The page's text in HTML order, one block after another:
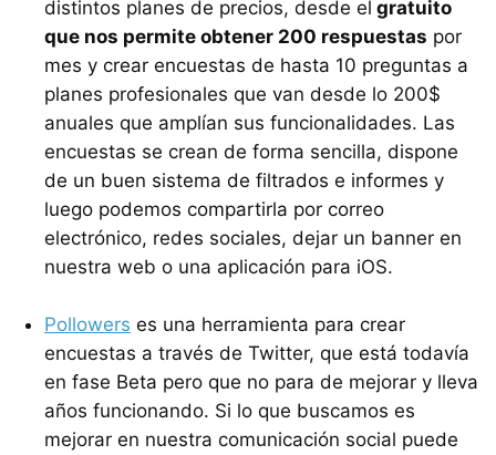
distintos planes de precios, desde el gratuito
que nos permite obtener 200 respuestas por
mes y crear encuestas de hasta 10 preguntas a
planes profesionales que van desde lo 200$
anuales que amplían sus funcionalidades. Las
encuestas se crean de forma sencilla, dispone
de un buen sistema de filtrados e informes y
luego podemos compartirla por correo
electrónico, redes sociales, dejar un banner en
nuestra web o una aplicación para iOS.
Pollowers es una herramienta para crear
encuestas a través de Twitter, que está todavía
en fase Beta pero que no para de mejorar y lleva
años funcionando. Si lo que buscamos es
mejorar en nuestra comunicación social puede